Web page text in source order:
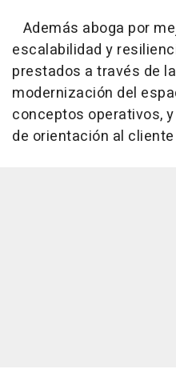
Además aboga por
escalabilidad y
prestados a través de
modernización del
conceptos operativos,
de orientación al